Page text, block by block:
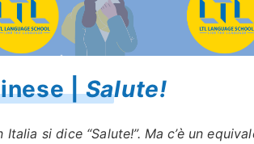
|Salute!
si dice “Salute!”. Ma c’è un